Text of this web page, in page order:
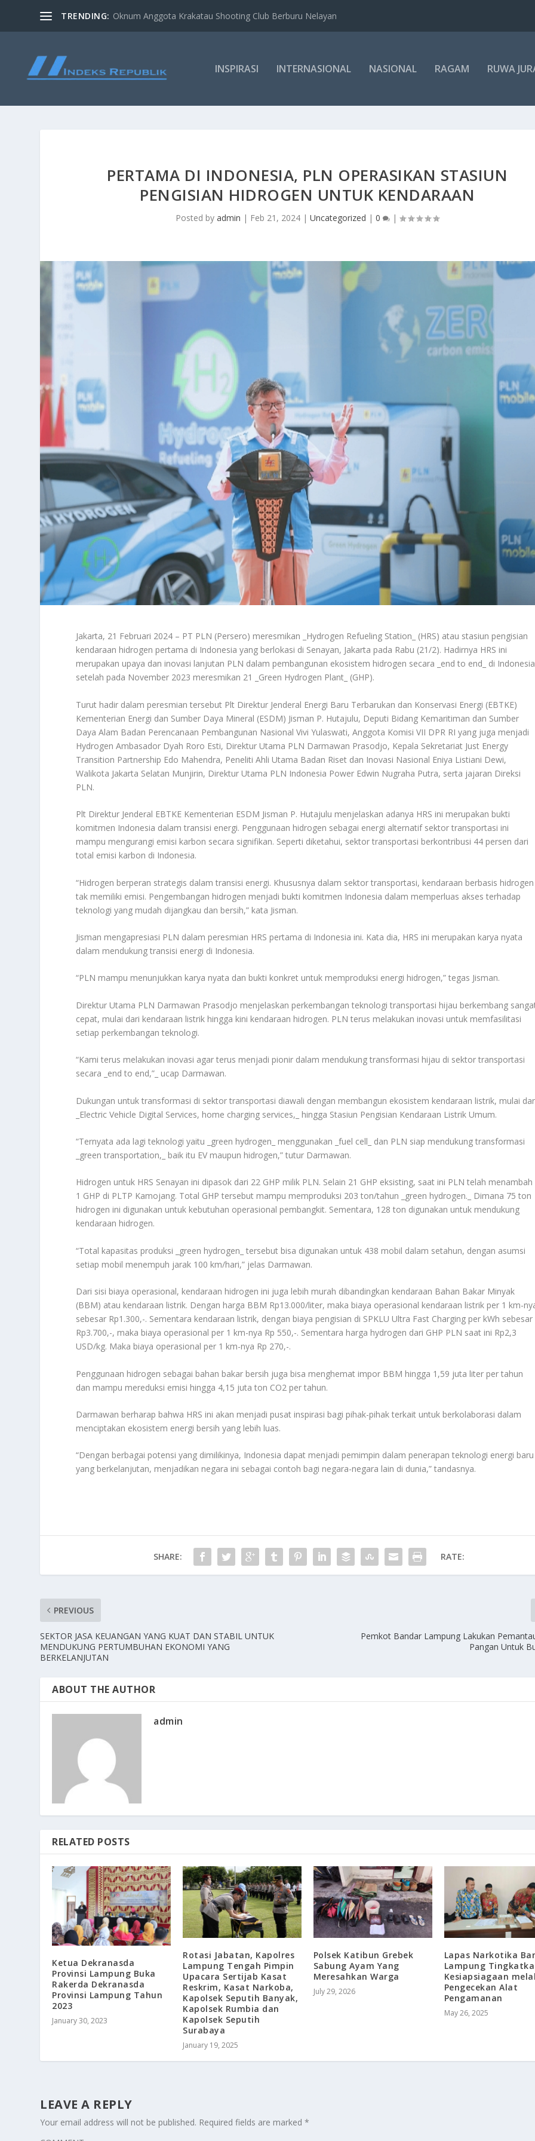
TRENDING: Oknum Anggota Krakatau Shooting Club Berburu Nelayan
INSPIRASI INTERNASIONAL NASIONAL RAGAM RUWA
PERTAMA DI INDONESIA, PLN OPERASIKAN STASIUN
PENGISIAN HIDROGEN UNTUK KENDARAAN
Posted byadmin | Feb 21, 2024 |Uncategorized |0 |
Jakarta, 21 Februari 2024 – PT PLN (Persero) meresmikan _Hydrogen Refueling Station_ (HRS) atau stasiun pengisian
kendaraan hidrogen pertama di Indonesia yang berlokasi di Senayan, Jakarta pada Rabu (21/2). Hadirnya HRS ini
merupakan upaya dan inovasi lanjutan PLN dalam pembangunan ekosistem hidrogen secara _end to end_ di
setelah pada November 2023 meresmikan 21 _Green Hydrogen Plant_ (GHP).
Turut hadir dalam peresmian tersebut Plt Direktur Jenderal Energi Baru Terbarukan dan Konservasi Energi (EBTKE)
Kementerian Energi dan Sumber Daya Mineral (ESDM) Jisman P. Hutajulu, Deputi Bidang Kemaritiman dan Sumber
Daya Alam Badan Perencanaan Pembangunan Nasional Vivi Yulaswati, Anggota Komisi VII DPR RI yang juga menjadi
Hydrogen Ambasador Dyah Roro Esti, Direktur Utama PLN Darmawan Prasodjo, Kepala Sekretariat Just Energy
Transition Partnership Edo Mahendra, Peneliti Ahli Utama Badan Riset dan Inovasi Nasional Eniya Listiani Dewi,
Walikota Jakarta Selatan Munjirin, Direktur Utama PLN Indonesia Power Edwin Nugraha Putra, serta jajaran Direksi
PLN.
Plt Direktur Jenderal EBTKE Kementerian ESDM Jisman P. Hutajulu menjelaskan adanya HRS ini merupakan bukti
komitmen Indonesia dalam transisi energi. Penggunaan hidrogen sebagai energi alternatif sektor transportasi ini
mampu mengurangi emisi karbon secara signifikan. Seperti diketahui, sektor transportasi berkontribusi 44 persen dari
total emisi karbon di Indonesia.
“Hidrogen berperan strategis dalam transisi energi. Khususnya dalam sektor transportasi, kendaraan berbasis hidrogen
tak memiliki emisi. Pengembangan hidrogen menjadi bukti komitmen Indonesia dalam memperluas akses terhadap
teknologi yang mudah dijangkau dan bersih,” kata Jisman.
Jisman mengapresiasi PLN dalam peresmian HRS pertama di Indonesia ini. Kata dia, HRS ini merupakan karya nyata
dalam mendukung transisi energi di Indonesia.
“PLN mampu menunjukkan karya nyata dan bukti konkret untuk memproduksi energi hidrogen,” tegas Jisman.
Direktur Utama PLN Darmawan Prasodjo menjelaskan perkembangan teknologi transportasi hijau berkembang
cepat, mulai dari kendaraan listrik hingga kini kendaraan hidrogen. PLN terus melakukan inovasi untuk memfasilitasi
setiap perkembangan teknologi.
“Kami terus melakukan inovasi agar terus menjadi pionir dalam mendukung transformasi hijau di sektor transportasi
secara _end to end,”_ ucap Darmawan.
Dukungan untuk transformasi di sektor transportasi diawali dengan membangun ekosistem kendaraan listrik, mulai
_Electric Vehicle Digital Services, home charging services,_ hingga Stasiun Pengisian Kendaraan Listrik Umum.
“Ternyata ada lagi teknologi yaitu _green hydrogen_ menggunakan _fuel cell_ dan PLN siap mendukung transformasi
_green transportation,_ baik itu EV maupun hidrogen,” tutur Darmawan.
Hidrogen untuk HRS Senayan ini dipasok dari 22 GHP milik PLN. Selain 21 GHP eksisting, saat ini PLN telah menambah
1 GHP di PLTP Kamojang. Total GHP tersebut mampu memproduksi 203 ton/tahun _green hydrogen._ Dimana 75 ton
hidrogen ini digunakan untuk kebutuhan operasional pembangkit. Sementara, 128 ton digunakan untuk mendukung
kendaraan hidrogen.
“Total kapasitas produksi _green hydrogen_ tersebut bisa digunakan untuk 438 mobil dalam setahun, dengan asumsi
setiap mobil menempuh jarak 100 km/hari,” jelas Darmawan.
Dari sisi biaya operasional, kendaraan hidrogen ini juga lebih murah dibandingkan kendaraan Bahan Bakar Minyak
(BBM) atau kendaraan listrik. Dengan harga BBM Rp13.000/liter, maka biaya operasional kendaraan listrik per 1 km-
sebesar Rp1.300,-. Sementara kendaraan listrik, dengan biaya pengisian di SPKLU Ultra Fast Charging per kWh sebesar
Rp3.700,-, maka biaya operasional per 1 km-nya Rp 550,-. Sementara harga hydrogen dari GHP PLN saat ini Rp2,3
USD/kg. Maka biaya operasional per 1 km-nya Rp 270,-.
Penggunaan hidrogen sebagai bahan bakar bersih juga bisa menghemat impor BBM hingga 1,59 juta liter per tahun
dan mampu mereduksi emisi hingga 4,15 juta ton CO2 per tahun.
Darmawan berharap bahwa HRS ini akan menjadi pusat inspirasi bagi pihak-pihak terkait untuk berkolaborasi dalam
menciptakan ekosistem energi bersih yang lebih luas.
“Dengan berbagai potensi yang dimilikinya, Indonesia dapat menjadi pemimpin dalam penerapan teknologi energi baru
yang berkelanjutan, menjadikan negara ini sebagai contoh bagi negara-negara lain di dunia,” tandasnya.
SHARE: RATE:
PREVIOUS
SEKTOR JASA KEUANGAN YANG KUAT DAN STABIL UNTUK
MENDUKUNG PERTUMBUHAN EKONOMI YANG
BERKELANJUTAN
Pemkot Bandar Lampung Lakukan
Pangan Untuk
ABOUT THE AUTHOR
admin
RELATED POSTS
Ketua Dekranasda
Provinsi Lampung Buka
Rakerda Dekranasda
Provinsi Lampung Tahun
2023
January 30, 2023
Rotasi Jabatan, Kapolres
Lampung Tengah Pimpin
Upacara Sertijab Kasat
Reskrim, Kasat Narkoba,
Kapolsek Seputih Banyak,
Kapolsek Rumbia dan
Kapolsek Seputih
Surabaya
January 19, 2025
Polsek Katibun Grebek
Sabung Ayam Yang
Meresahkan Warga
July 29, 2026
Lapas Narkotika
Lampung
Kesiapsiagaan
Pengecekan Alat
Pengamanan
May 26, 2025
LEAVE A REPLY
Your email address will not be published. Required fields are marked*